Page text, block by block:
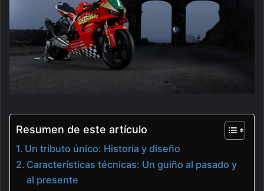
Resumen de este artículo
Un tributo único: Historia y diseño
Características técnicas: Un guiño al pasado y
al presente